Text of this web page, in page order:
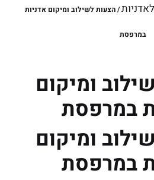
/ הצעות לשילוב ומיקום אדניות
במרפסת
ומיקום
במרפסת
ומיקום
במרפסת